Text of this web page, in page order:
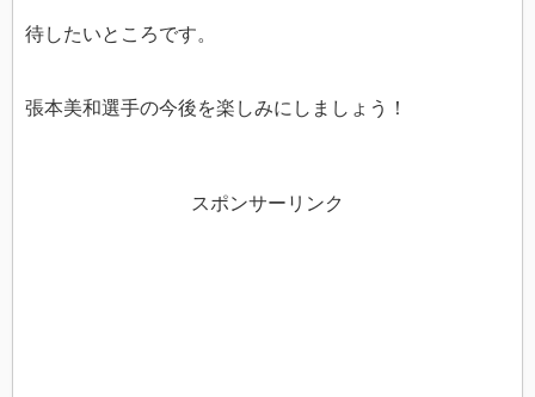
待したいところです。
張本美和選手の今後を楽しみにしましょう！
スポンサーリンク